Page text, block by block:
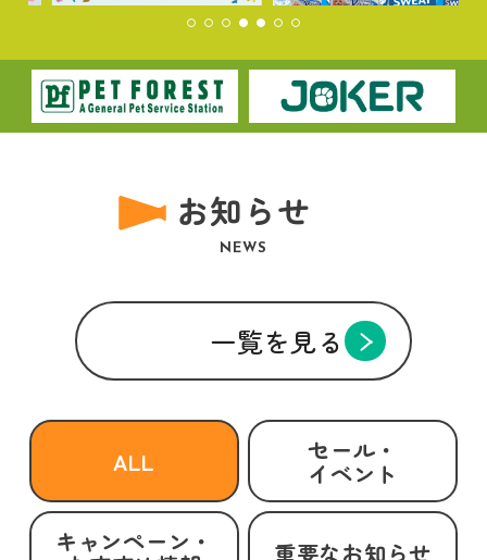
お知らせ
NEWS
一覧を見る
ALL セール・
イベント
キャンペーン・ 重要なお知らせ